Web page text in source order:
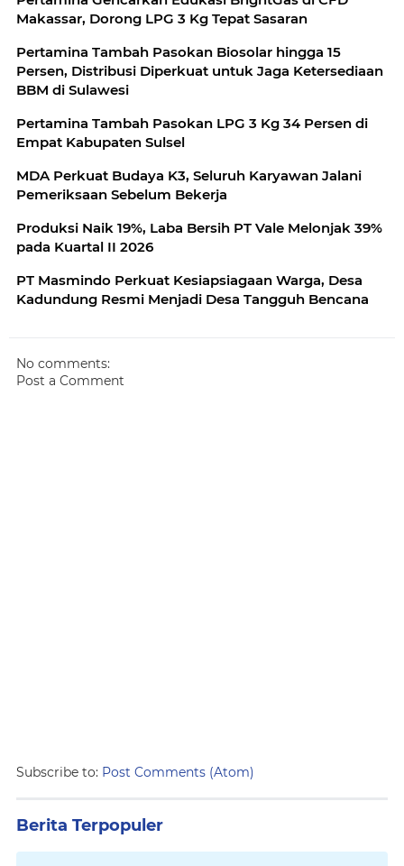
Makassar, Dorong LPG 3 Kg Tepat Sasaran
Pertamina Tambah Pasokan Biosolar hingga 15
Persen, Distribusi Diperkuat untuk Jaga Ketersediaan
BBM di Sulawesi
Pertamina Tambah Pasokan LPG 3 Kg 34 Persen di
Empat Kabupaten Sulsel
MDA Perkuat Budaya K3, Seluruh Karyawan Jalani
Pemeriksaan Sebelum Bekerja
Produksi Naik 19%, Laba Bersih PT Vale Melonjak 39%
pada Kuartal II 2026
PT Masmindo Perkuat Kesiapsiagaan Warga, Desa
Kadundung Resmi Menjadi Desa Tangguh Bencana
No comments:
Post a Comment
Subscribe to: Post Comments (Atom)
Berita Terpopuler